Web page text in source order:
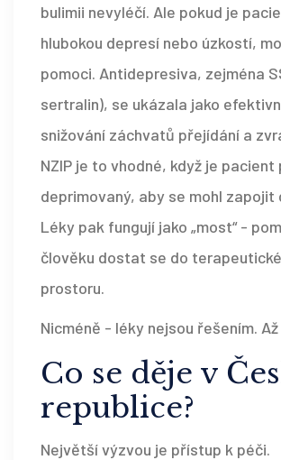
bulimii nevyléčí. Ale pokud je
hlubokou depresí nebo úzkostí,
pomoci. Antidepresiva, zejména
sertralin), se ukázala jako
snižování záchvatů přejídání a
NZIP je to vhodné, když je pacient
deprimovaný, aby se mohl zapojit
Léky pak fungují jako „most“ -
člověku dostat se do
prostoru.
Nicméně - léky nejsou řešením.
Co se děje v
republice?
Největší výzvou je přístup k péči.